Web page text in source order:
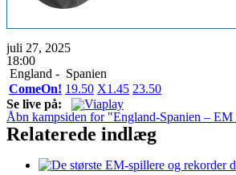
juli 27, 2025
18:00
England - Spanien
ComeOn! 19.50 X1.45 23.50
Se live på:
Åbn kampsiden for "England-Spanien –
Relaterede indlæg